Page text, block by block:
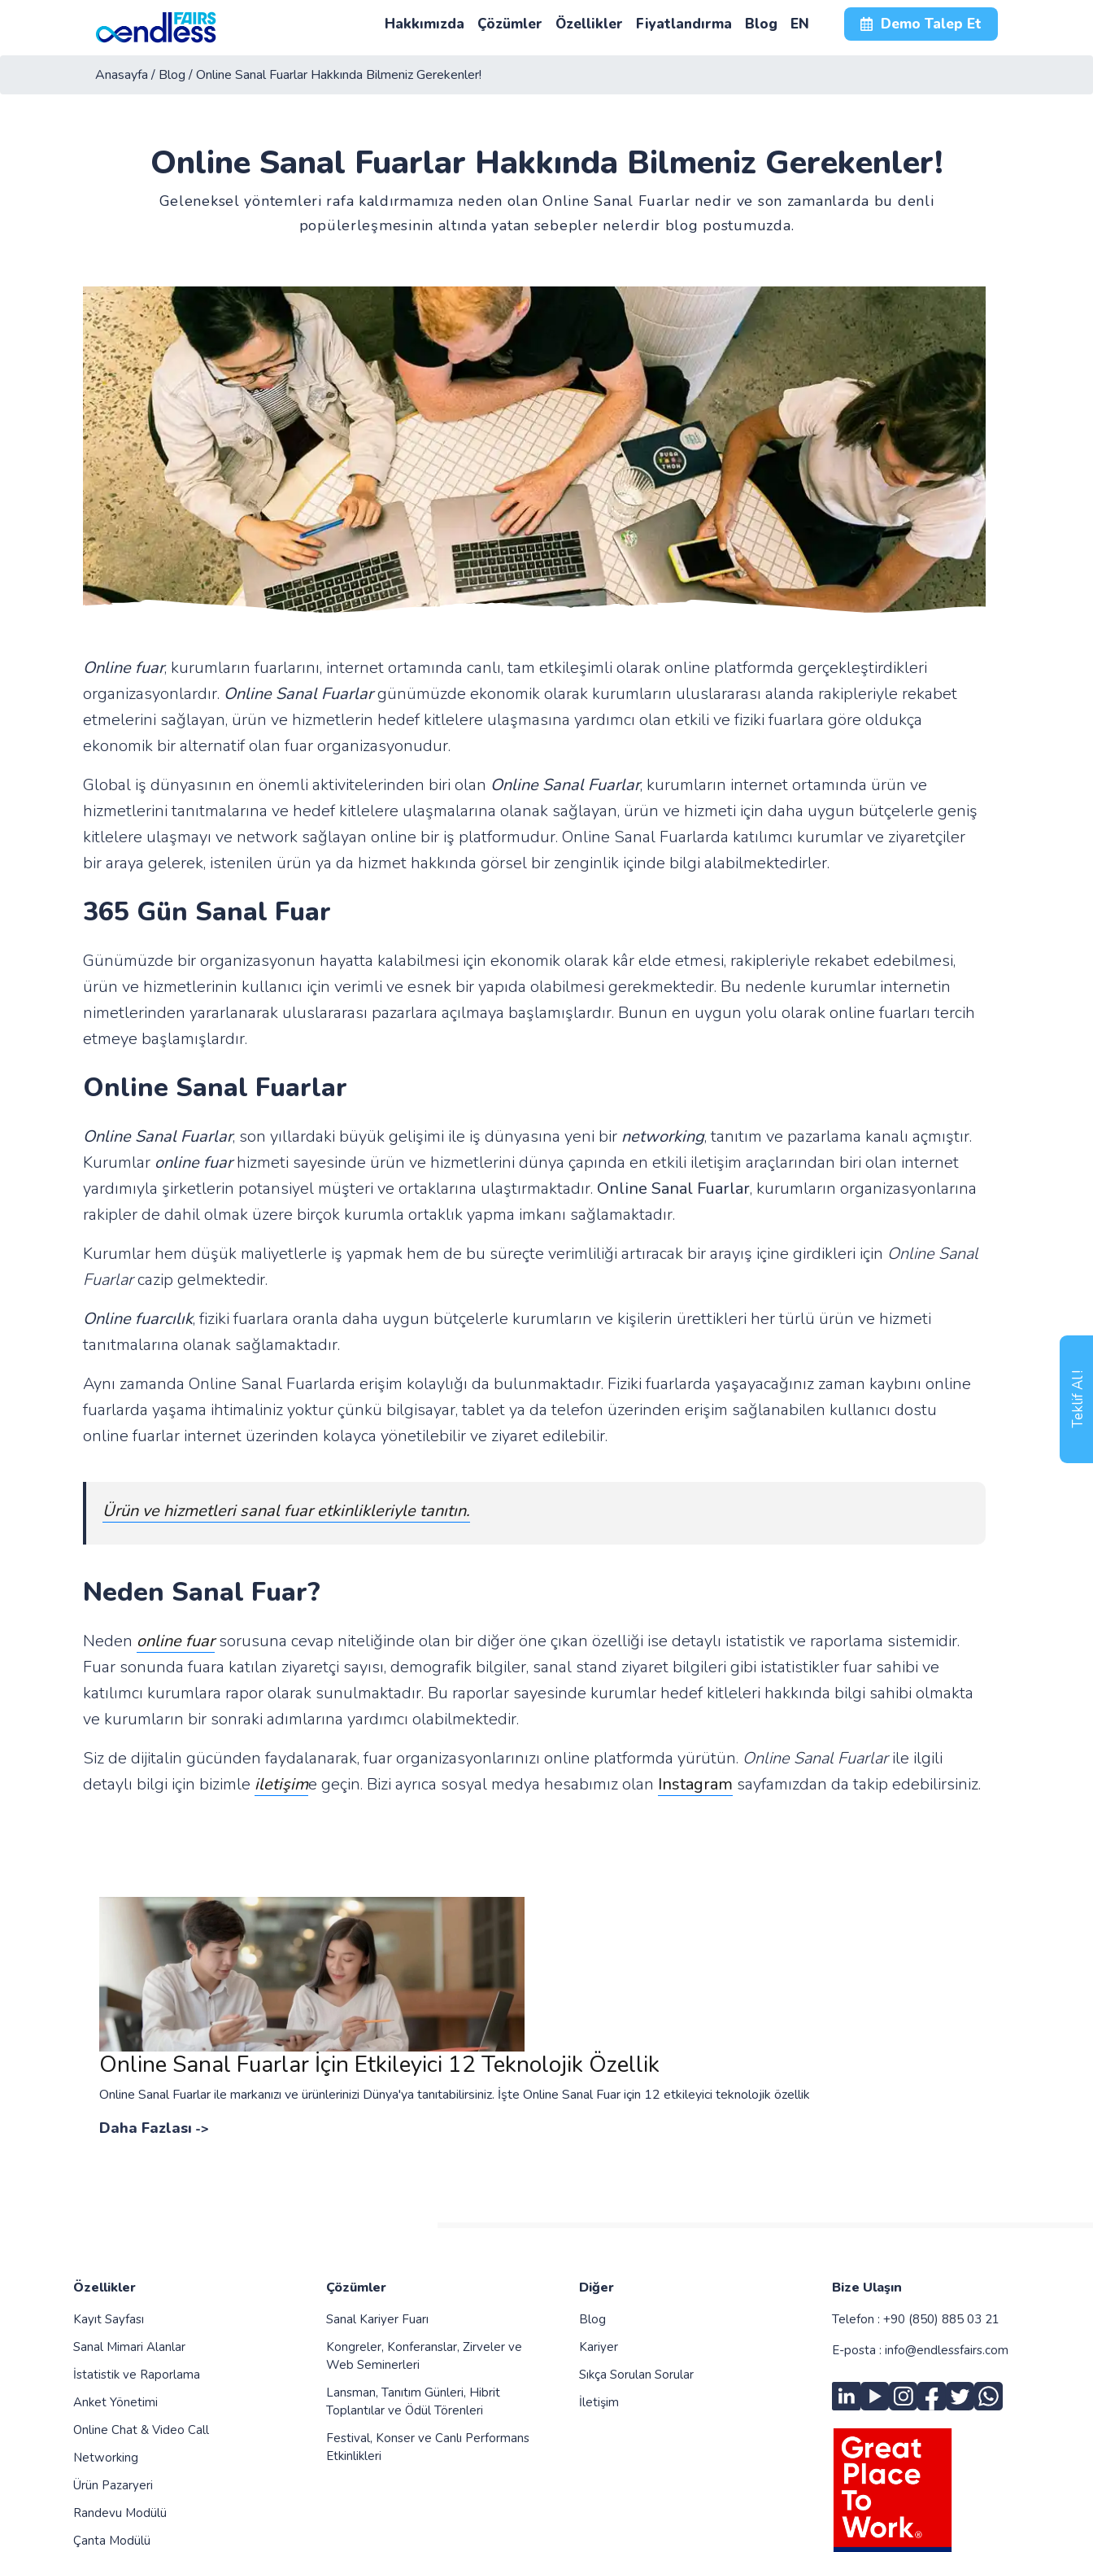
Hakkımızda Çözümler Özellikler Fiyatlandırma Blog EN Demo Talep Et
Anasayfa / Blog /Online Sanal Fuarlar Hakkında Bilmeniz Gerekenler!
Online Sanal Fuarlar Hakkında Bilmeniz Gerekenler!
Geleneksel yöntemleri rafa kaldırmamıza neden olan Online Sanal Fuarlar nedir ve son zamanlarda bu denli
popülerleşmesinin altında yatan sebepler nelerdir blog postumuzda.
Online fuar, kurumların fuarlarını, internet ortamında canlı, tam etkileşimli olarak online platformda gerçekleştirdikleri
organizasyonlardır. Online Sanal Fuarlargünümüzde ekonomik olarak kurumların uluslararası alanda rakipleriyle rekabet
etmelerini sağlayan, ürün ve hizmetlerin hedef kitlelere ulaşmasına yardımcı olan etkili ve fiziki fuarlara göre oldukça
ekonomik bir alternatif olan fuar organizasyonudur.
Global iş dünyasının en önemli aktivitelerinden biri olan Online Sanal Fuarlar, kurumların internet ortamında ürün ve
hizmetlerini tanıtmalarına ve hedef kitlelere ulaşmalarına olanak sağlayan, ürün ve hizmeti için daha uygun bütçelerle geniş
kitlelere ulaşmayı ve network sağlayan online bir iş platformudur. Online Sanal Fuarlarda katılımcı kurumlar ve ziyaretçiler
bir araya gelerek, istenilen ürün ya da hizmet hakkında görsel bir zenginlik içinde bilgi alabilmektedirler.
365 Gün Sanal Fuar
Günümüzde bir organizasyonun hayatta kalabilmesi için ekonomik olarak kâr elde etmesi, rakipleriyle rekabet edebilmesi,
ürün ve hizmetlerinin kullanıcı için verimli ve esnek bir yapıda olabilmesi gerekmektedir. Bu nedenle kurumlar internetin
nimetlerinden yararlanarak uluslararası pazarlara açılmaya başlamışlardır. Bunun en uygun yolu olarak online fuarları tercih
etmeye başlamışlardır.
Online Sanal Fuarlar
Online Sanal Fuarlar, son yıllardaki büyük gelişimi ile iş dünyasına yeni bir networking, tanıtım ve pazarlama kanalı açmıştır.
Kurumlar online fuarhizmeti sayesinde ürün ve hizmetlerini dünya çapında en etkili iletişim araçlarından biri olan internet
yardımıyla şirketlerin potansiyel müşteri ve ortaklarına ulaştırmaktadır. Online Sanal Fuarlar, kurumların organizasyonlarına
rakipler de dahil olmak üzere birçok kurumla ortaklık yapma imkanı sağlamaktadır.
Kurumlar hem düşük maliyetlerle iş yapmak hem de bu süreçte verimliliği artıracak bir arayış içine girdikleri için Online Sanal
Fuarlarcazip gelmektedir.
Online fuarcılık, fiziki fuarlara oranla daha uygun bütçelerle kurumların ve kişilerin ürettikleri her türlü ürün ve hizmeti
tanıtmalarına olanak sağlamaktadır.
Aynı zamanda Online Sanal Fuarlarda erişim kolaylığı da bulunmaktadır. Fiziki fuarlarda yaşayacağınız zaman kaybını online
fuarlarda yaşama ihtimaliniz yoktur çünkü bilgisayar, tablet ya da telefon üzerinden erişim sağlanabilen kullanıcı dostu
online fuarlar internet üzerinden kolayca yönetilebilir ve ziyaret edilebilir.
Ürün ve hizmetleri sanal fuar etkinlikleriyle tanıtın.
Neden Sanal Fuar?
Neden online fuarsorusuna cevap niteliğinde olan bir diğer öne çıkan özelliği ise detaylı istatistik ve raporlama sistemidir.
Fuar sonunda fuara katılan ziyaretçi sayısı, demografik bilgiler, sanal stand ziyaret bilgileri gibi istatistikler fuar sahibi ve
katılımcı kurumlara rapor olarak sunulmaktadır. Bu raporlar sayesinde kurumlar hedef kitleleri hakkında bilgi sahibi olmakta
ve kurumların bir sonraki adımlarına yardımcı olabilmektedir.
Siz de dijitalin gücünden faydalanarak, fuar organizasyonlarınızı online platformda yürütün. Online Sanal Fuarlarile ilgili
detaylı bilgi için bizimle iletişime geçin. Bizi ayrıca sosyal medya hesabımız olan Instagram sayfamızdan da takip edebilirsiniz.
Online Sanal Fuarlar İçin Etkileyici 12 Teknolojik Özellik
Online Sanal Fuarlar ile markanızı ve ürünlerinizi Dünya'ya tanıtabilirsiniz. İşte Online Sanal Fuar için 12 etkileyici teknolojik özellik
Daha Fazlası ->
Teklif Al !
Özellikler
Kayıt Sayfası
Sanal Mimari Alanlar
İstatistik ve Raporlama
Anket Yönetimi
Online Chat & Video Call
Networking
Ürün Pazaryeri
Randevu Modülü
Çanta Modülü
Çözümler
Sanal Kariyer Fuarı
Kongreler, Konferanslar, Zirveler ve
Web Seminerleri
Lansman, Tanıtım Günleri, Hibrit
Toplantılar ve Ödül Törenleri
Festival, Konser ve Canlı Performans
Etkinlikleri
Diğer
Blog
Kariyer
Sıkça Sorulan Sorular
İletişim
Bize Ulaşın
Telefon : +90 (850) 885 03 21
E-posta : info@endlessfairs.com